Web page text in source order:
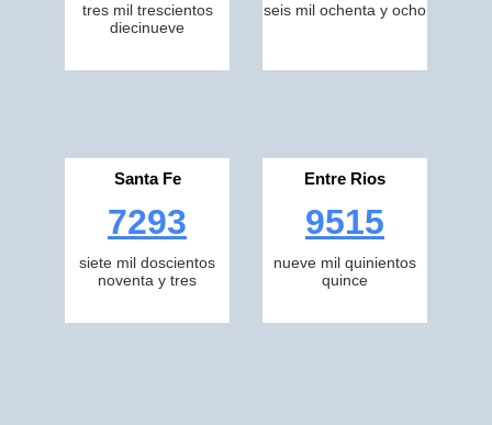
tres mil trescientos
diecinueve
seis mil ochenta y ocho
Santa Fe
7293
siete mil doscientos
noventa y tres
Entre Rios
9515
nueve mil quinientos
quince